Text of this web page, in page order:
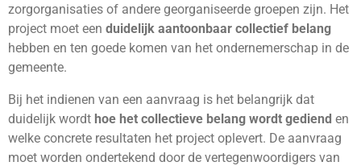
zorgorganisaties of andere georganiseerde groepen zijn. Het
project moet een duidelijk aantoonbaar collectief belang
hebben en ten goede komen van het ondernemerschap in de
gemeente.
Bij het indienen van een aanvraag is het belangrijk dat
duidelijk wordt hoe het collectieve belang wordt gediend en
welke concrete resultaten het project oplevert. De aanvraag
moet worden ondertekend door de vertegenwoordigers van